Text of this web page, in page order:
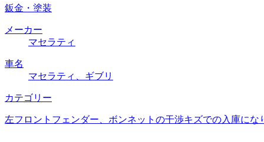
鈑金・塗装
メーカー
マセラティ
車名
マセラティ、ギブリ
カテゴリー
左フロントフェンダー、ボンネットの干渉キズでの入庫に